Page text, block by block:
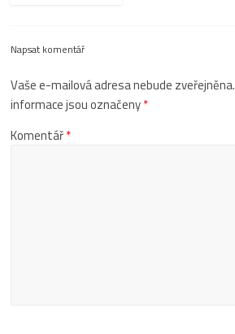
Napsat komentář
Vaše e-mailová adresa nebude zveřejněna.
informace jsou označeny*
Komentář*